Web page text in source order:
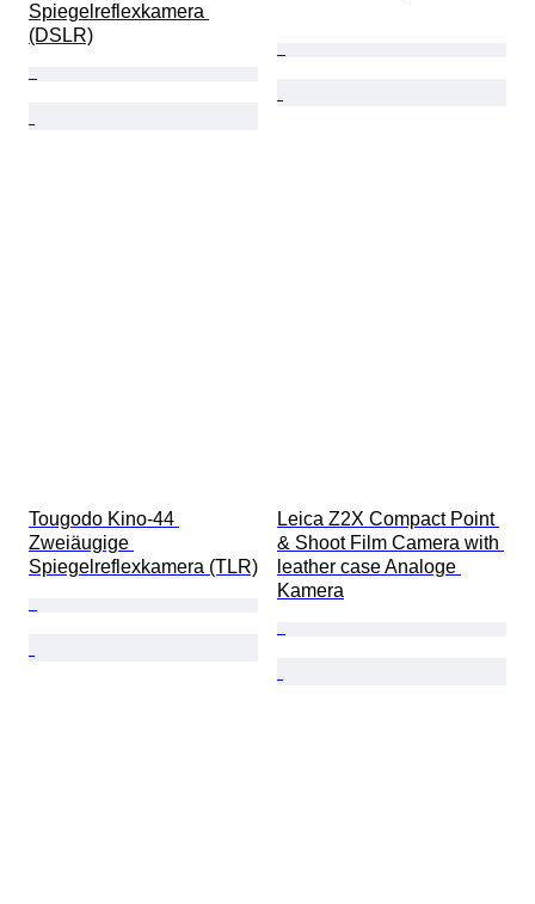
Spiegelreflexkamera
(DSLR)
Tougodo Kino-44
Zweiäugige
Spiegelreflexkamera (TLR)
Leica Z2X Compact Point
& Shoot Film Camera with
leather case Analoge
Kamera